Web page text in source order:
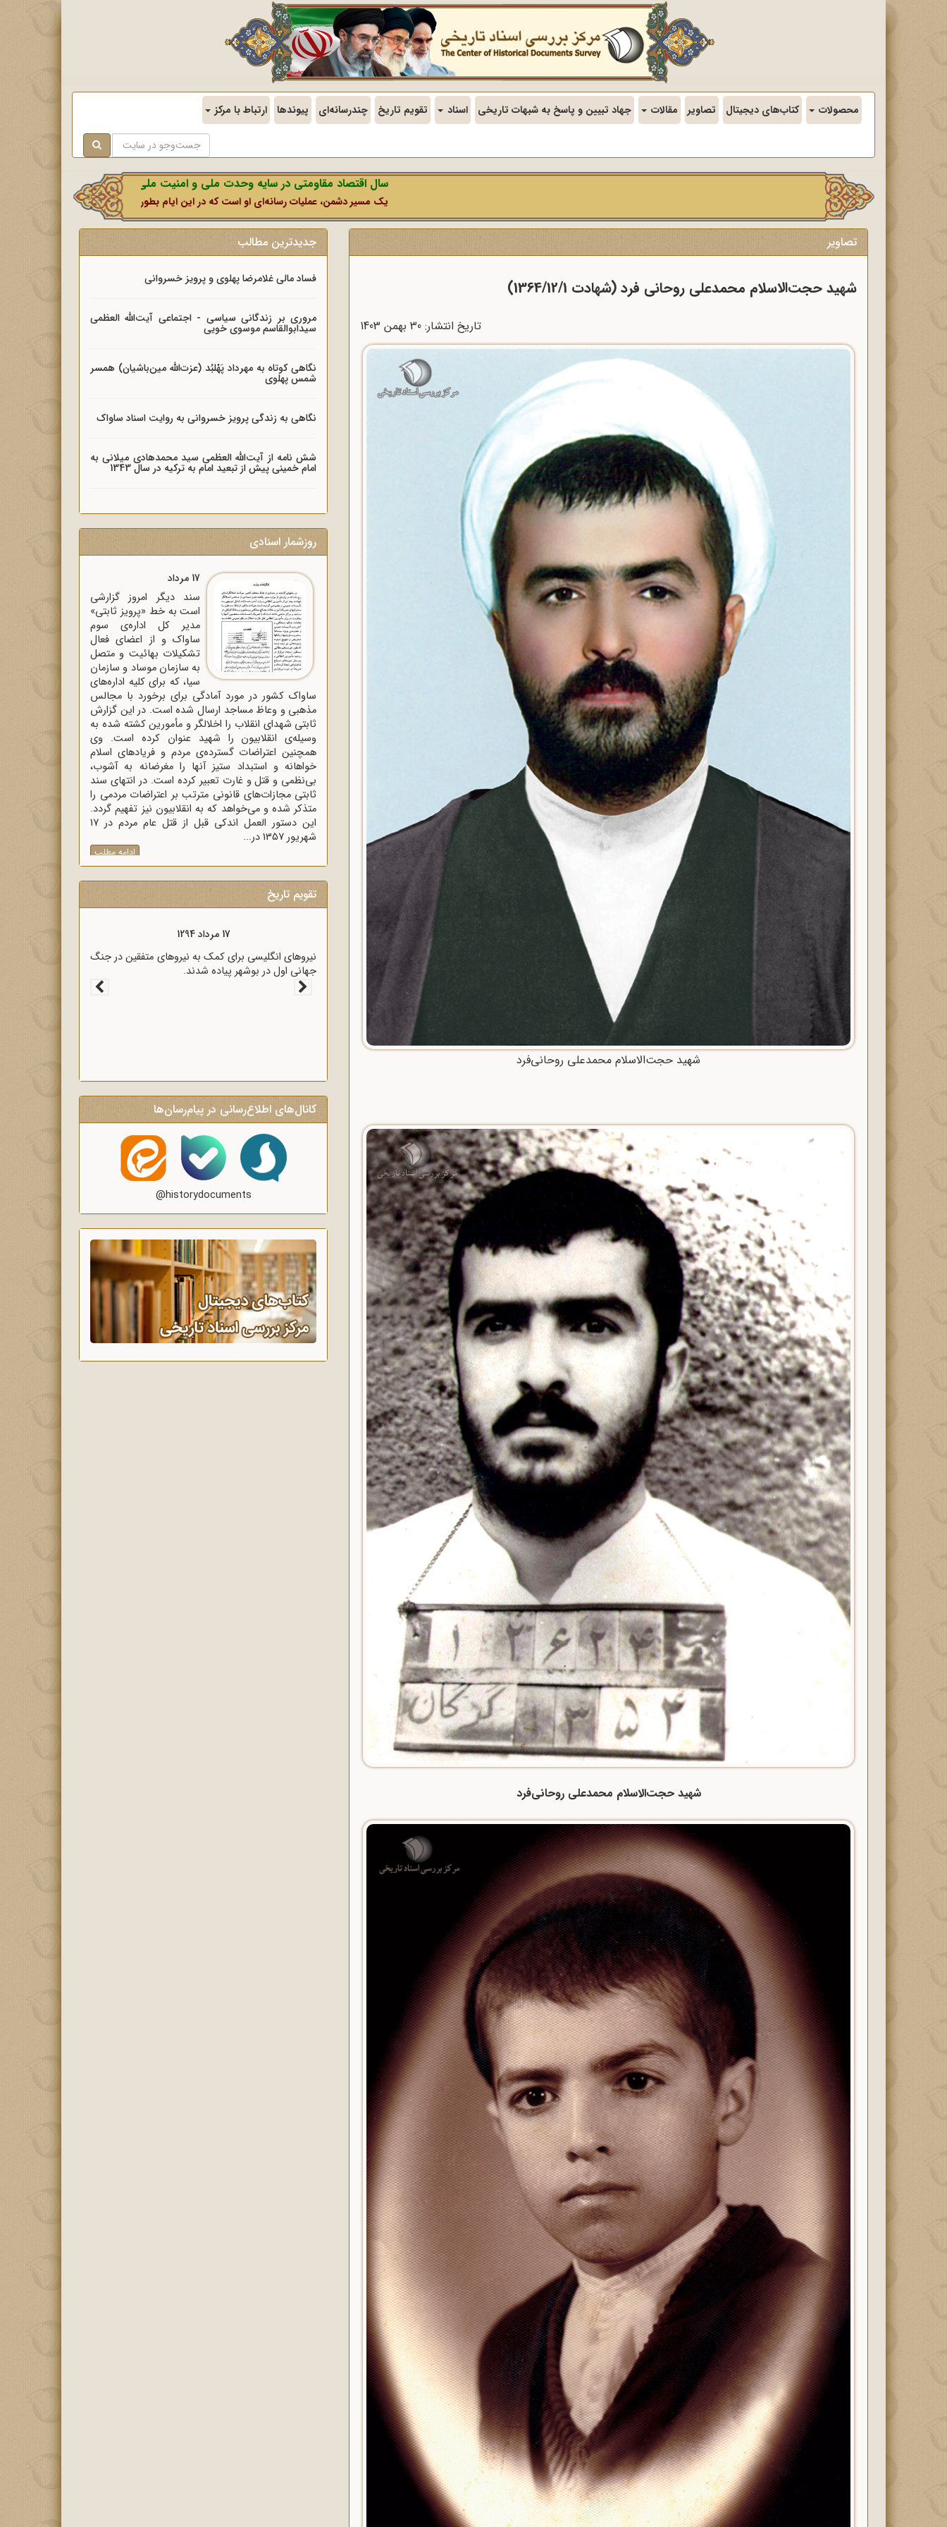
محصولات کتاب‌های دیجیتال تصاویر مقالات جهاد تبیین و پاسخ به شبهات تاریخی اسناد تقویم تاریخ چندرسانه‌ای پیوندها ارتباط با مرکز
سال اقتصاد مقاومتی در سایه وحدت ملی و امنیت ملی.
یک مسیر دشمن، عملیات رسانه‌ای او است که در این ایام بطور خاص با نشانه‌گیری ذهن و روان آحادی
تصاویر
شهید حجت‌الاسلام محمدعلی روحانی فرد (شهادت 1364/12/1)
تاریخ انتشار: 30 بهمن 1403
شهید حجت‌الاسلام محمدعلی روحانی‌فرد
شهید حجت‌الاسلام محمدعلی روحانی‌فرد
جدیدترین مطالب
فساد مالی غلامرضا پهلوی و پرویز خسروانی
مروری بر زندگانی سیاسی - اجتماعی آیت‌الله العظمی
سیدابوالقاسم موسوی خویی
نگاهی کوتاه به مهرداد پَهْلبُد (عزت‌الله مین‌باشیان) همسر
شمس پهلوی
نگاهی به زندگی پرویز خسروانی به روایت اسناد ساواک
شش نامه از آیت‌الله العظمی سید محمدهادی میلانی به
امام خمینی پیش از تبعید امام به ترکیه در سال 1343
روزشمار اسنادی
17 مرداد
سند دیگر امروز گزارشی
است به خط «پرویز ثابتی»
مدیر کل اداره‌ی سوم
ساواک و از اعضای فعال
تشکیلات بهائیت و متصل
به سازمان موساد و سازمان
سیا، که برای کلیه اداره‌های
ساواک‌ کشور در مورد آمادگی برای برخورد با مجالس
مذهبی و وعاظ مساجد ارسال شده است. در این گزارش
ثابتی شهدای انقلاب را اخلالگر و مأمورین کشته شده به
وسیله‌ی انقلابیون را شهید عنوان کرده است. وی
همچنین اعتراضات گسترده‌ی مردم و فریادهای اسلام
خواهانه و استبداد ستیز آنها را مغرضانه به آشوب،
بی‌نظمی و قتل و غارت تعبیر کرده است. در انتهای سند
ثابتی مجازات‌های قانونی مترتب بر اعتراضات مردمی را
متذکر شده و می‌خواهد که به انقلابیون نیز تفهیم گردد.
این دستور العمل اندکی قبل از قتل عام مردم در 17
شهریور 1357 در...
ادامه مطلب
تقویم تاریخ
17 مرداد 1298
قرارداد 1919 که عملاً ایران را مستعمره انگلستان می‌کرد،
به وسیله وثوق‌الدوله با انگلیسی‌ها امضا شد.
کانال‌های اطلاع‌رسانی در پیام‌رسان‌ها
@historydocuments